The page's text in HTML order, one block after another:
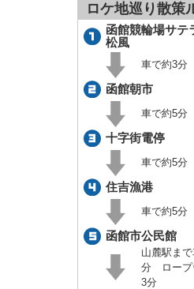
ロケ地巡り散策
函館競輪場サテ
松風
車で約3分
函館朝市
車で約5分
十字街電停
車で約5分
住吉漁港
車で約5分
函館市公民館
山麓駅ま
分 ロープ
3分